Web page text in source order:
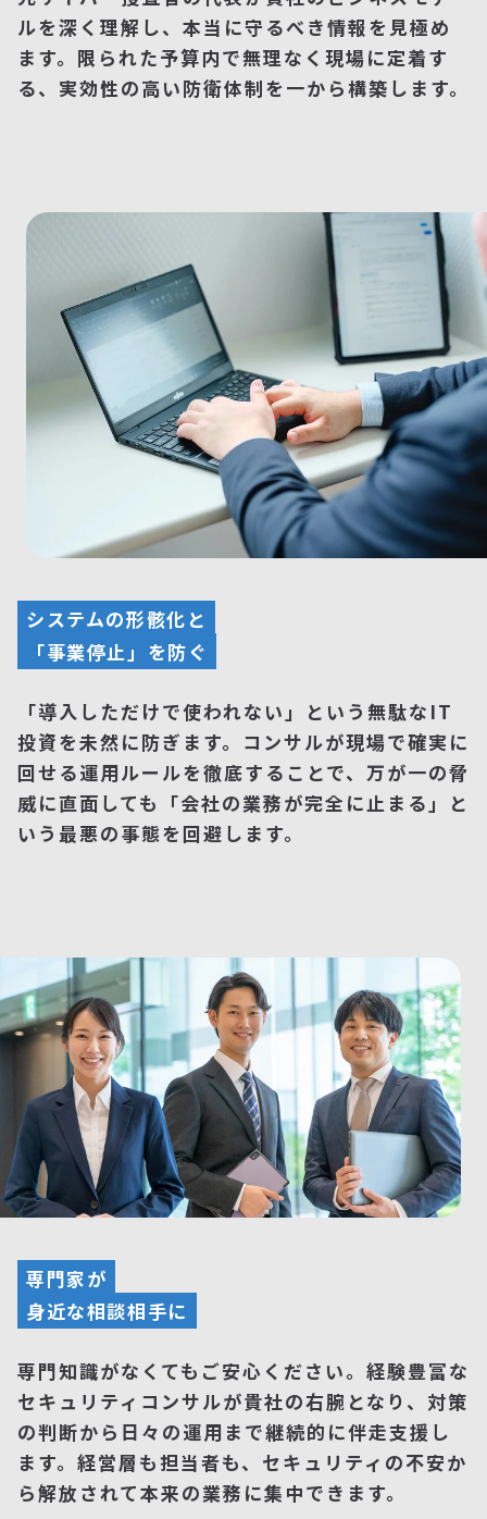
ルを深く理解し、本当に守るべき情報を見極め
ます。限られた予算内で無理なく現場に定着す
る、実効性の高い防衛体制を一から構築します。
システムの形骸化と
「事業停止」を防ぐ
「導入しただけで使われない」という無駄なIT
投資を未然に防ぎます。コンサルが現場で確実に
回せる運用ルールを徹底することで、万が一の脅
威に直面しても「会社の業務が完全に止まる」と
いう最悪の事態を回避します。
専門家が
身近な相談相手に
専門知識がなくてもご安心ください。経験豊富な
セキュリティコンサルが貴社の右腕となり、対策
の判断から日々の運用まで継続的に伴走支援し
ます。経営層も担当者も、セキュリティの不安か
ら解放されて本来の業務に集中できます。